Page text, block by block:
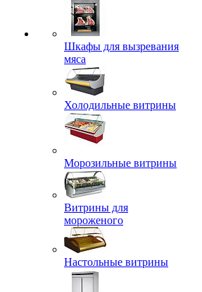
Шкафы для вызревания
мяса
Холодильные витрины
Морозильные витрины
Витрины для
мороженого
Настольные витрины